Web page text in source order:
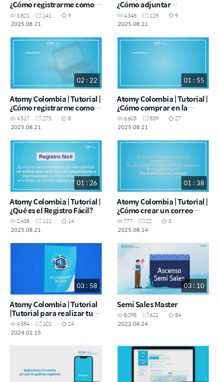
¿Cómo registrarme como
consumidor?
3,821 141
9
2025.08.21
¿Cómo adjuntar
documentos para el pago
de comisiones?
4,348 129
9
2025.08.21
02 : 22
Atomy Colombia | Tutorial |
¿Cómo registrarme como
distribuidor?
4,517 275
8
2025.08.21
01 : 55
Atomy Colombia | Tutorial |
¿Cómo comprar en la
tienda de Atomy
Colombia?
6,603 539
27
2025.08.21
01 : 26
Atomy Colombia | Tutorial |
¿Qué es el Registro Fácil?
2,438 111
14
2025.08.21
01 : 38
Atomy Colombia | Tutorial |
¿Cómo crear un correo
Gmail?
777 22
3
2025.08.14
03 : 58
Atomy Colombia | Tutorial
|Tutorial para realizar tu
escenario de vida.
4,584 101
24
2024.02.15
03 : 10
Semi Sales Master
8,098 621
84
2022.06.24